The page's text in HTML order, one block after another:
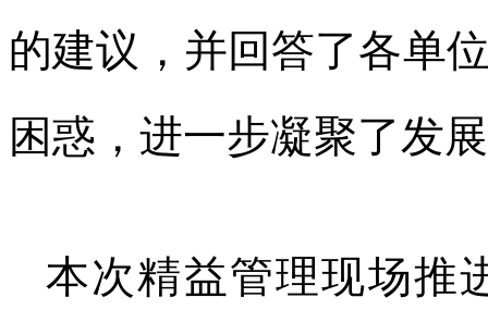
的建议，并回答了各单
困惑，进一步凝聚了发
本次精益管理现场推